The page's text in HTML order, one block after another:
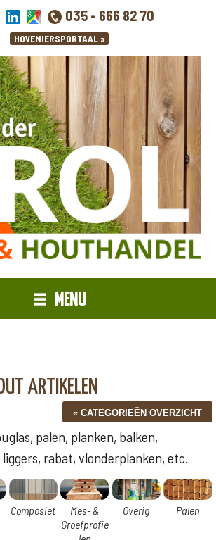
035 - 666 82 70
MENU
ARTIKELEN
palen, planken, balken,
rabat, vlonderplanken, etc.
Composiet
Mes- &
Groefprofie
Overig Palen